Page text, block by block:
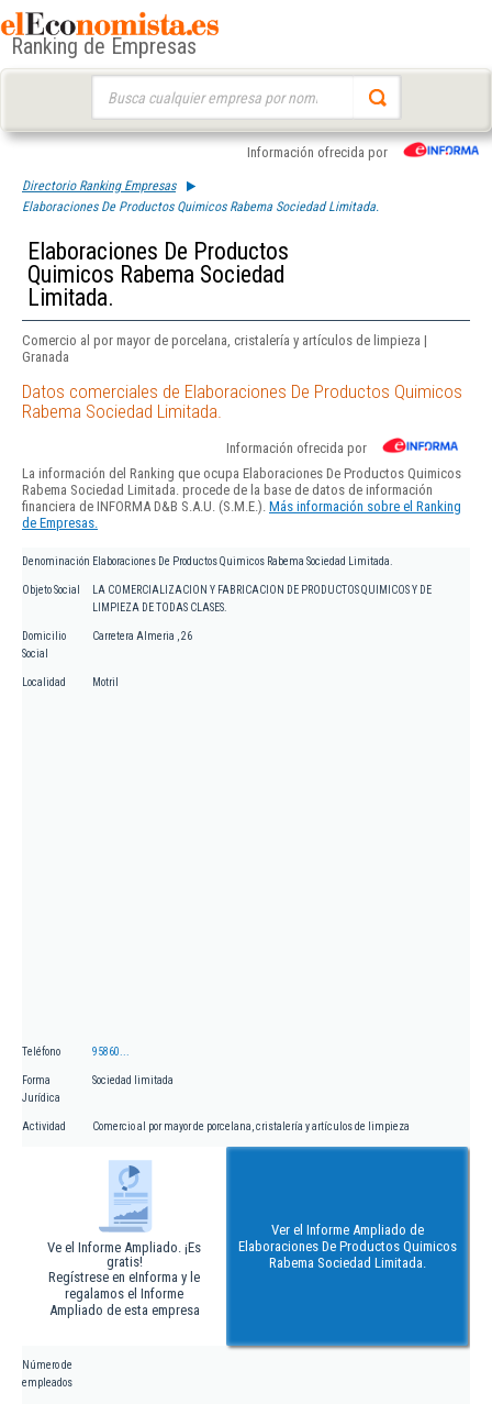
Ranking de Empresas
Información ofrecida por
Directorio Ranking Empresas
Elaboraciones De Productos Quimicos Rabema Sociedad Limitada.
Elaboraciones De Productos
Quimicos Rabema Sociedad
Limitada.
Comercio al por mayor de porcelana, cristalería y artículos de limpieza |
Granada
Datos comerciales de Elaboraciones De Productos Quimicos
Rabema Sociedad Limitada.
Información ofrecida por
La información del Ranking que ocupa Elaboraciones De Productos Quimicos
Rabema Sociedad Limitada. procede de la base de datos de información
financiera de INFORMA D&B S.A.U. (S.M.E.). Más información sobre el Ranking
de Empresas.
Denominación Elaboraciones De Productos Quimicos Rabema Sociedad Limitada.
Objeto Social
LA COMERCIALIZACION Y FABRICACION DE PRODUCTOS QUIMICOS Y DE
LIMPIEZA DE TODAS CLASES.
Domicilio
Social
Carretera Almeria , 26
Localidad Motril
Teléfono 95860...
Forma
Jurídica
Sociedad limitada
Actividad Comercio al por mayor de porcelana, cristalería y artículos de limpieza
Ve el Informe Ampliado. ¡Es
gratis!
Regístrese en eInforma y le
regalamos el Informe
Ampliado de esta empresa
Ver el Informe Ampliado de
Elaboraciones De Productos Quimicos
Rabema Sociedad Limitada.
Número de
empleados